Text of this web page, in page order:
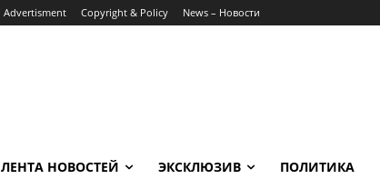
Advertisment Copyright & Policy News – Новости
ЛЕНТА НОВОСТЕЙ ЭКСКЛЮЗИВ ПОЛИТИКА